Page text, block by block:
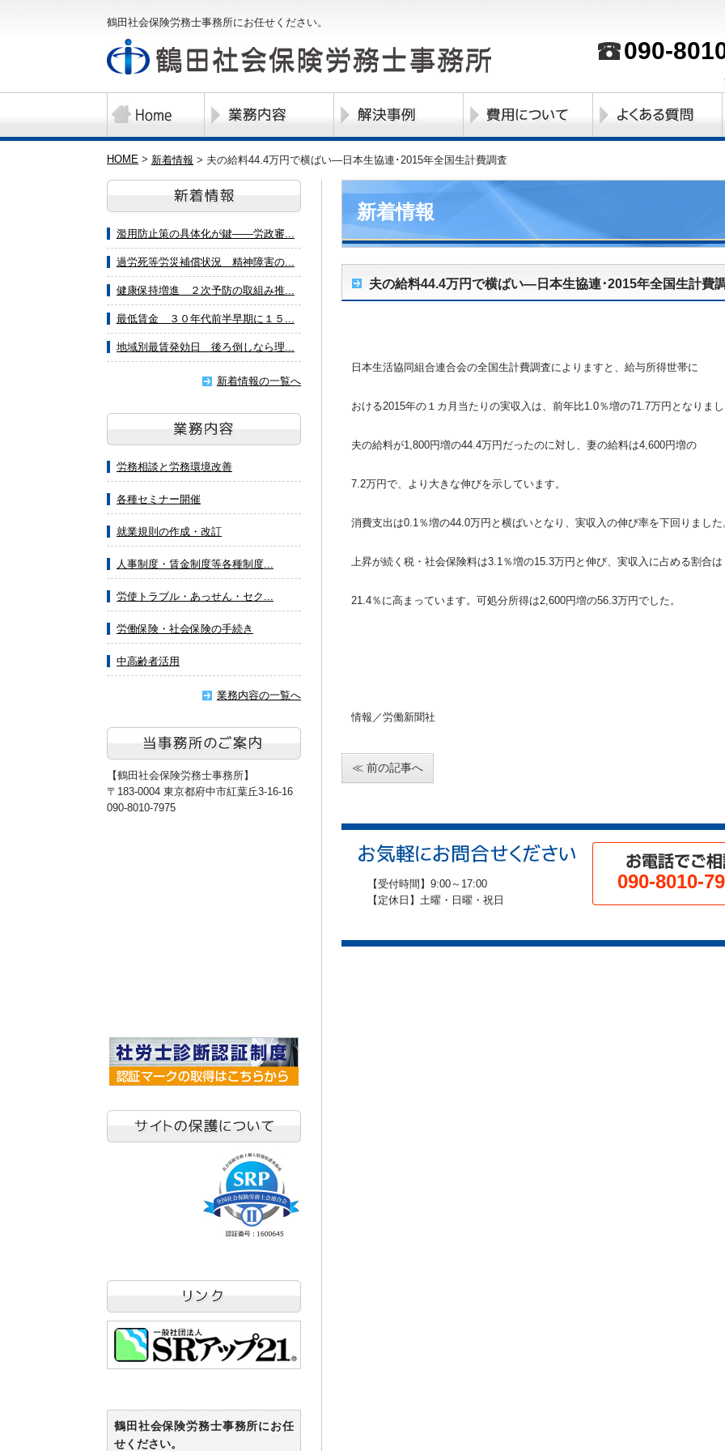
鶴田社会保険労務士事務所にお任せください。
090-
HOME > 新着情報 > 夫の給料44.4万円で横ばい―日本生協連･2015年全国生計費調査
新着情報
夫の給料44.4万円で横ばい―日本生協連･2015年全国生計費
日本生活協同組合連合会の全国生計費調査によりますと、給与所得世帯に
おける2015年の１カ月当たりの実収入は、前年比1.0％増の71.7万円となりまし
夫の給料が1,800円増の44.4万円だったのに対し、妻の給料は4,600円増の
7.2万円で、より大きな伸びを示しています。
消費支出は0.1％増の44.0万円と横ばいとなり、実収入の伸び率を下回りました
上昇が続く税・社会保険料は3.1％増の15.3万円と伸び、実収入に占める割合は
21.4％に高まっています。可処分所得は2,600円増の56.3万円でした。
情報／労働新聞社
前の記事へ
【受付時間】9:00～17:00
【定休日】土曜・日曜・祝日
090-8010-
濫用防止策の具体化が鍵――労政審...
過労死等労災補償状況 精神障害の...
健康保持増進 ２次予防の取組み推...
最低賃金 ３０年代前半早期に１５...
地域別最賃発効日 後ろ倒しなら理...
新着情報の一覧へ
労務相談と労務環境改善
各種セミナー開催
就業規則の作成・改訂
人事制度・賃金制度等各種制度...
労使トラブル・あっせん・セク...
労働保険・社会保険の手続き
中高齢者活用
業務内容の一覧へ
【鶴田社会保険労務士事務所】
〒183-0004 東京都府中市紅葉丘3-16-16
090-8010-7975
鶴田社会保険労務士事務所にお任
せください。